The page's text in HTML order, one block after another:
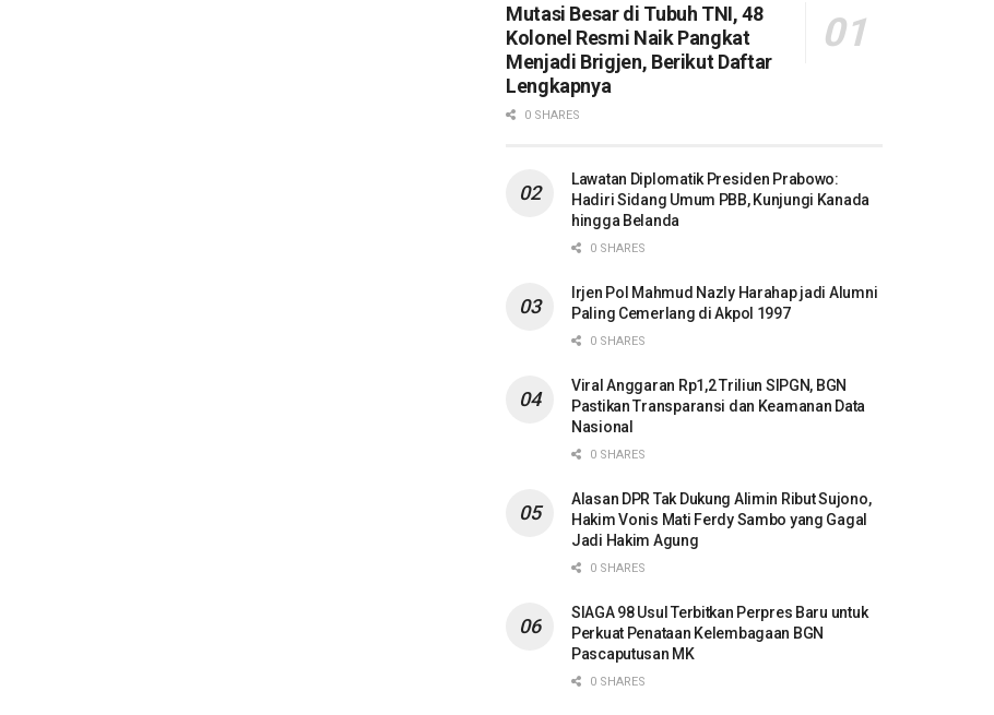
Mutasi Besar di Tubuh TNI, 48
Kolonel Resmi Naik Pangkat
Menjadi Brigjen, Berikut Daftar
Lengkapnya
0 SHARES
Lawatan Diplomatik Presiden Prabowo:
Hadiri Sidang Umum PBB, Kunjungi Kanada
hingga Belanda
0 SHARES
Irjen Pol Mahmud Nazly Harahap jadi Alumni
Paling Cemerlang di Akpol 1997
0 SHARES
Viral Anggaran Rp1,2 Triliun SIPGN, BGN
Pastikan Transparansi dan Keamanan Data
Nasional
0 SHARES
Alasan DPR Tak Dukung Alimin Ribut Sujono,
Hakim Vonis Mati Ferdy Sambo yang Gagal
Jadi Hakim Agung
0 SHARES
SIAGA 98 Usul Terbitkan Perpres Baru untuk
Perkuat Penataan Kelembagaan BGN
Pascaputusan MK
0 SHARES